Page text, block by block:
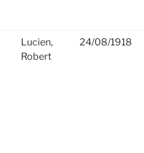
Lucien,
Robert
24/08/1918